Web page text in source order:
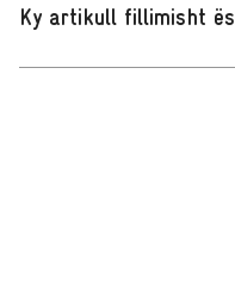
Ky artikull fillimisht